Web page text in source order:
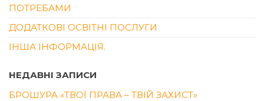
ПОТРЕБАМИ
ДОДАТКОВІ ОСВІТНІ ПОСЛУГИ
ІНША ІНФОРМАЦІЯ.
НЕДАВНІ ЗАПИСИ
БРОШУРА «ТВОЇ ПРАВА – ТВІЙ ЗАХИСТ»